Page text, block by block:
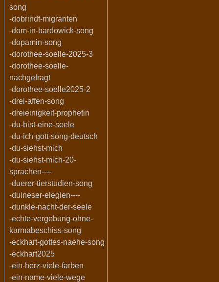
song
-dobrindt-migranten
-dom-in-bardowick-song
-dopamin-song
-dorothee-soelle-2025-3
-dorothee-soelle-
nachgefragt
-dorothee-soelle2025-2
-drei-affen-song
-dreieinigkeit-prophetin
-du-bist-eine-seele
-du-ich-gott-song-deutsch
-du-siehst-mich
-du-siehst-mich-20-
sprachen----
-duerer-tierstudien-song
-duineser-elegien----
-dunkle-nacht-der-seele
-echte-vergebung-ohne-
karmabeschiss-song
-eckhart-gottes-naehe-song
-eckhart2025
-ein-herz-viele-farben
-ein-name-viele-wege